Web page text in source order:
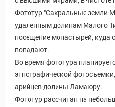
Фототур "Сакральные земли
удаленным долинам Малого
посещение монастырей, куда
попадают.
Во время фототура
этнографической
арийцев долины Ламаюру.
Фототур рассчитан на